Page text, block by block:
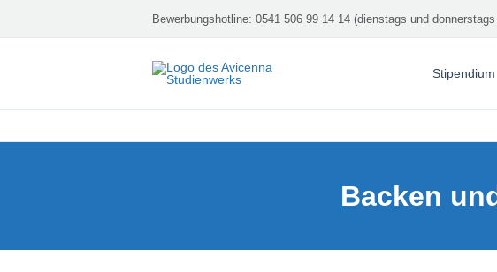
Bewerbungshotline: 0541 506 99 14 14 (dienstags und
Stipendium
Backen